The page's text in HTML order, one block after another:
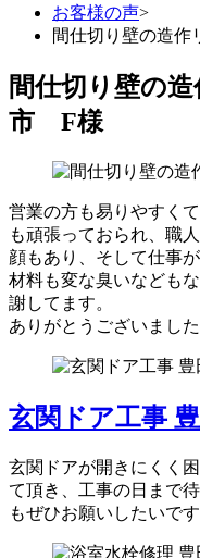
お客様の声>
間仕切り壁の造
間仕切り壁の
市 F様
営業の方も易りやすく
も頑張っておられ、職
顔もあり、そして仕事が
材料も変な臭いなども
謝してます。
ありがとうございました
玄関ドア工事
玄関ドアが開きにくく
て頂き、工事の日まで
もぜひお願いしたいです